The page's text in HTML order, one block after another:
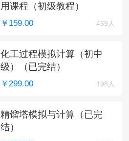
用课程（初级教程）
￥159.00 469人
化工过程模拟计算（初中
级）（已完结）
￥299.00 198人
精馏塔模拟与计算（已完
结）